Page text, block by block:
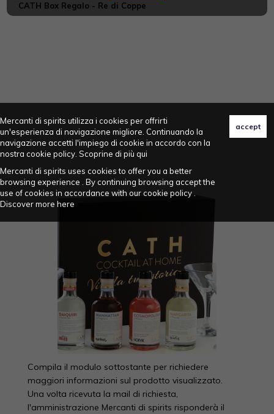
Mercanti di spirits utilizza i cookies per offrirti
un'esperienza di navigazione migliore. Continuando la
navigazione accetti l'impiego di cookie in accordo con la
nostra cookie policy. Scoprine di più qui
Mercanti di spirits uses cookies to offer you a better
browsing experience . By continuing browsing accept the
use of cookies in accordance with our cookie policy .
Discover more here
CATH Box Regalo - Re di Coppe
Compila il modulo sottostante per richiedere
maggiori informazioni sul prodotto visualizzato.
Una volta ricevuta la mail di richiesta,
l'amministrazione Mercanti di spirits risponderà il